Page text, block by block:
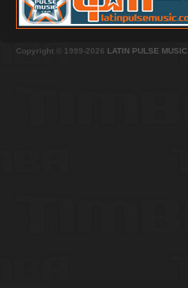
Copyright © 1999-2026 LATIN PULSE MUSIC